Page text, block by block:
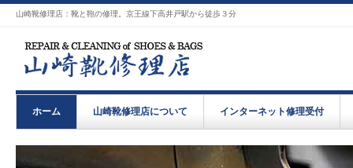
山崎靴修理店：靴と鞄の修理。京王線下高井戸駅から徒歩３分
ホーム 山崎靴修理店について インターネット修理受付